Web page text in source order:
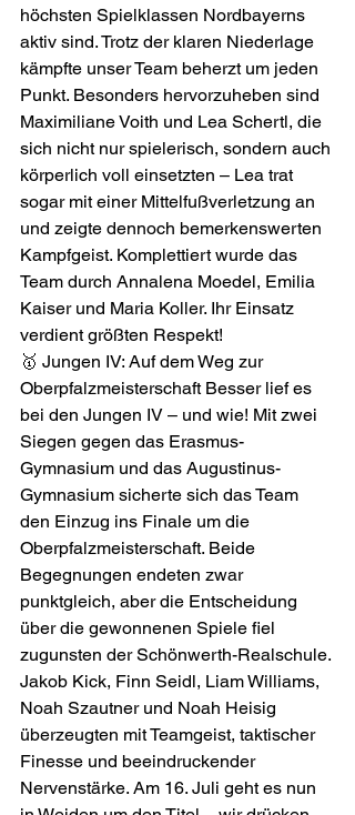
höchsten Spielklassen Nordbayerns
aktiv sind. Trotz der klaren Niederlage
kämpfte unser Team beherzt um jeden
Punkt. Besonders hervorzuheben sind
Maximiliane Voith und Lea Schertl, die
sich nicht nur spielerisch, sondern auch
körperlich voll einsetzten – Lea trat
sogar mit einer Mittelfußverletzung an
und zeigte dennoch bemerkenswerten
Kampfgeist. Komplettiert wurde das
Team durch Annalena Moedel, Emilia
Kaiser und Maria Koller. Ihr Einsatz
verdient größten Respekt!
🥇 Jungen IV: Auf dem Weg zur
Oberpfalzmeisterschaft Besser lief es
bei den Jungen IV – und wie! Mit zwei
Siegen gegen das Erasmus-
Gymnasium und das Augustinus-
Gymnasium sicherte sich das Team
den Einzug ins Finale um die
Oberpfalzmeisterschaft. Beide
Begegnungen endeten zwar
punktgleich, aber die Entscheidung
über die gewonnenen Spiele fiel
zugunsten der Schönwerth-Realschule.
Jakob Kick, Finn Seidl, Liam Williams,
Noah Szautner und Noah Heisig
überzeugten mit Teamgeist, taktischer
Finesse und beeindruckender
Nervenstärke. Am 16. Juli geht es nun